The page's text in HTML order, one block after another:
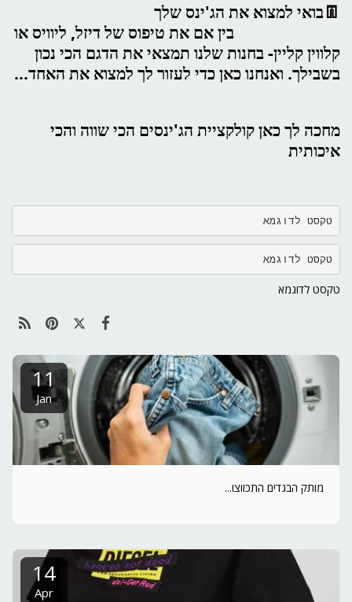
👖בואי למצוא את הג'ינס שלך
בין אם את טיפוס של דיזל, ליוויס או
קלווין קליין- בחנות שלנו תמצאי את הדגם הכי נכון
בשבילך. ואנחנו כאן כדי לעזור לך למצוא את האחד...
מחכה לך כאן קולקציית הג'ינסים הכי שווה והכי
איכותית
טקסט לדוגמא
טקסט לדוגמא
טקסט לדוגמא
11
Jan
מותק הבגדים התכווצו...
14
Apr